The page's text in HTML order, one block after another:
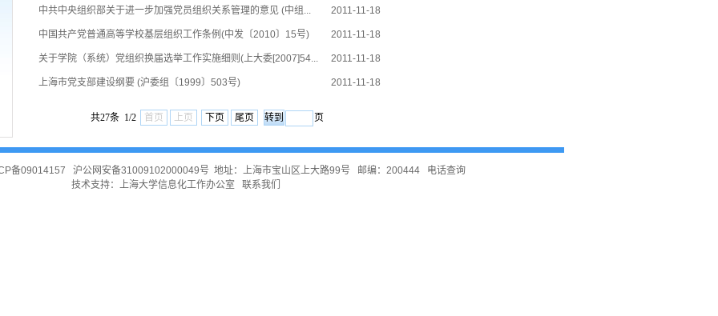
中共中央组织部关于进一步加强党员组织关系管理的意见 (中组... 2011-11-18
中国共产党普通高等学校基层组织工作条例(中发〔2010〕15号) 2011-11-18
关于学院（系统）党组织换届选举工作实施细则(上大委[2007]54... 2011-11-18
上海市党支部建设纲要 (沪委组〔1999〕503号) 2011-11-18
共27条 1/2 首页 上页 下页 尾页 页
备09014157 沪公网安备31009102000049号 地址：上海市宝山区上大路99号 邮编：200444
电话查询
技术支持： 上海大学信息化工作办公室 联系我们